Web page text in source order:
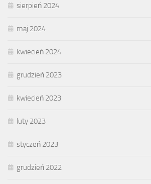
sierpień 2024
maj 2024
kwiecień 2024
grudzień 2023
kwiecień 2023
luty 2023
styczeń 2023
grudzień 2022